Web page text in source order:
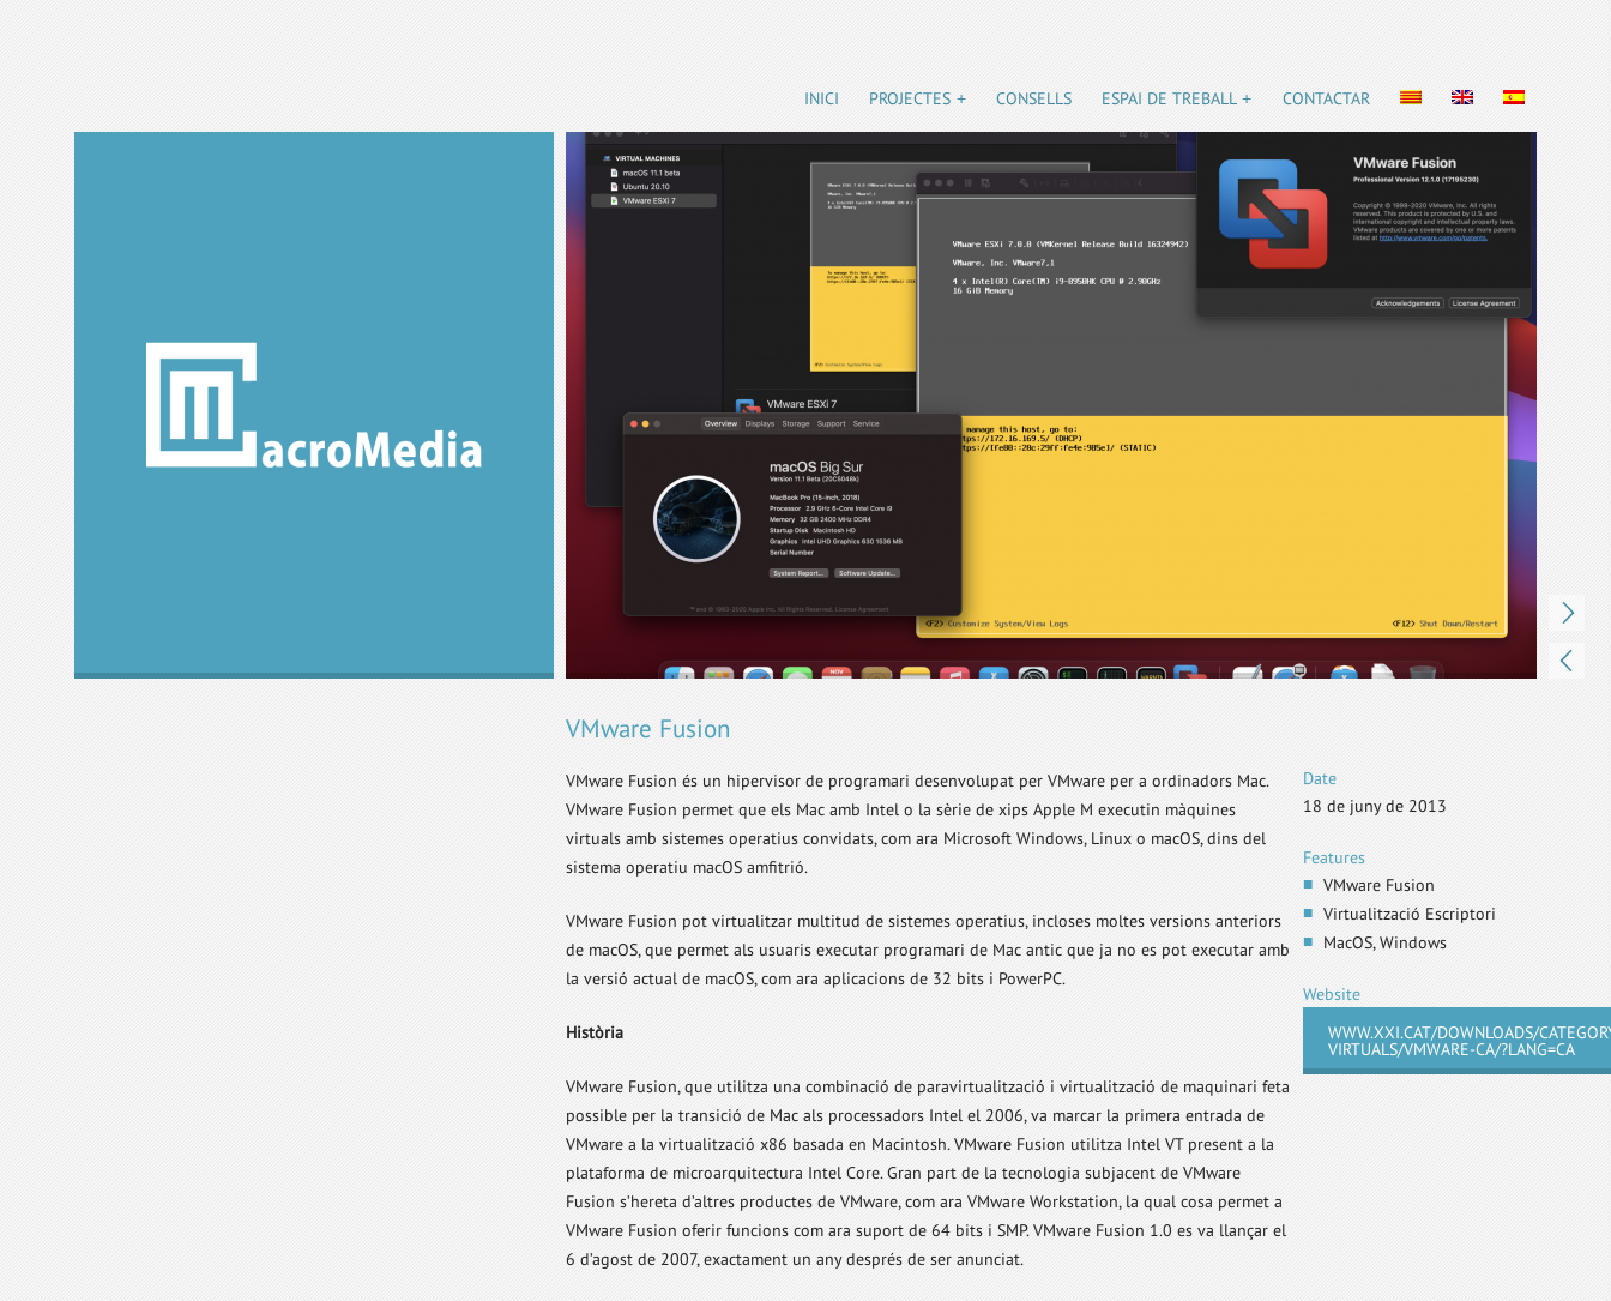
INICI PROJECTES CONSELLS ESPAI DE TREBALL CONTACTAR
VMware Fusion
VMware Fusion és un hipervisor de programari desenvolupat per VMware per a ordinadors Mac.
VMware Fusion permet que els Mac amb Intel o la sèrie de xips Apple M executin màquines
virtuals amb sistemes operatius convidats, com ara Microsoft Windows, Linux o macOS, dins del
sistema operatiu macOS amfitrió.
VMware Fusion pot virtualitzar multitud de sistemes operatius, incloses moltes versions anteriors
de macOS, que permet als usuaris executar programari de Mac antic que ja no es pot executar amb
la versió actual de macOS, com ara aplicacions de 32 bits i PowerPC.
Història
VMware Fusion, que utilitza una combinació de paravirtualització i virtualització de maquinari feta
possible per la transició de Mac als processadors Intel el 2006, va marcar la primera entrada de
VMware a la virtualització x86 basada en Macintosh. VMware Fusion utilitza Intel VT present a la
plataforma de microarquitectura Intel Core. Gran part de la tecnologia subjacent de VMware
Fusion s’hereta d’altres productes de VMware, com ara VMware Workstation, la qual cosa permet a
VMware Fusion oferir funcions com ara suport de 64 bits i SMP. VMware Fusion 1.0 es va llançar el
6 d’agost de 2007, exactament un any després de ser anunciat.
Date
18 de juny de 2013
Features
VMware Fusion
Virtualització Escriptori
MacOS, Windows
Website
WWW.XXI.CAT/DOWNLOADS/
VIRTUALS/VMWARE-CA/?LANG=CA